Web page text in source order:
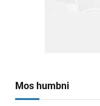
Mos humbni